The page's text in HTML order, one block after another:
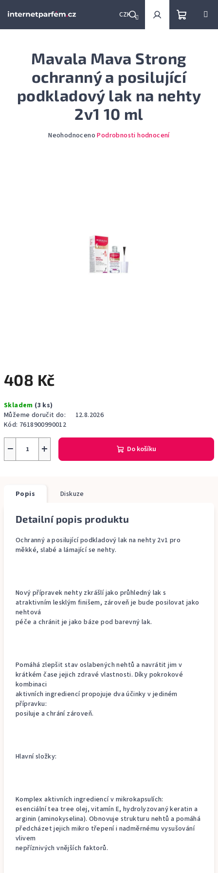
CZK
Hledat PřihlášeníNákupní
košík
408 Kč
cena:
Skladem (3 ks)
Můžeme doručit do:
12.8.2026
Kód: 7618900990012
+
− Do košíku
Mavala Mava Strong
ochranný a posilující
podkladový lak na nehty
2v1 10 ml
Průměrné
Neohodnoceno Podrobnosti hodnocení
Popis Diskuze
Detailní popis produktu
Ochranný a posilující podkladový lak na nehty 2v1 pro
měkké, slabé a lámající se nehty.
Nový přípravek nehty zkrášlí jako průhledný lak s
atraktivním lesklým finišem, zároveň je bude posilovat jako
nehtová
péče a chránit je jako báze pod barevný lak.
Pomáhá zlepšit stav oslabených nehtů a navrátit jim v
krátkém čase jejich zdravé vlastnosti. Díky pokrokové
kombinaci
aktivních ingrediencí propojuje dva účinky v jediném
přípravku:
posiluje a chrání zároveň.
Hlavní složky:
Komplex aktivních ingrediencí v mikrokapsulích:
esenciální tea tree olej, vitamín E, hydrolyzovaný keratin a
arginin (aminokyselina). Obnovuje strukturu nehtů a pomáhá
předcházet jejich mikro třepení i nadměrnému vysušování
vlivem
nepříznivých vnějších faktorů.